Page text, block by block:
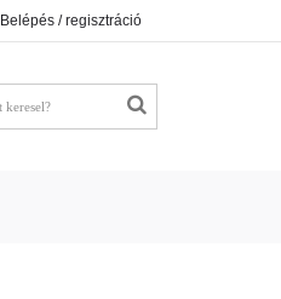
Belépés / regisztráció